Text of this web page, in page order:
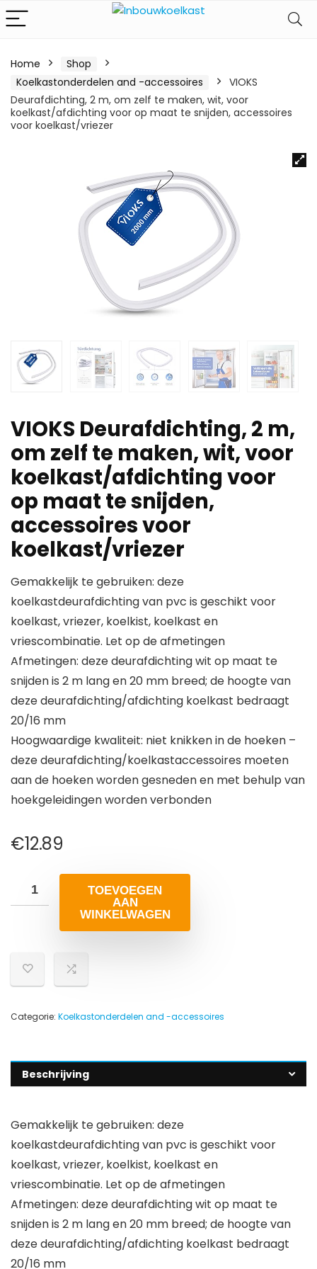
Home
Shop
Koelkastonderdelen and -accessoires
VIOKS
Deurafdichting, 2 m, om zelf te maken, wit, voor
koelkast/afdichting voor op maat te snijden, accessoires
voor koelkast/vriezer
VIOKS Deurafdichting, 2 m,
om zelf te maken, wit, voor
koelkast/afdichting voor
op maat te snijden,
accessoires voor
koelkast/vriezer
Gemakkelijk te gebruiken: deze
koelkastdeurafdichting van pvc is geschikt voor
koelkast, vriezer, koelkist, koelkast en
vriescombinatie. Let op de afmetingen
Afmetingen: deze deurafdichting wit op maat te
snijden is 2 m lang en 20 mm breed; de hoogte van
deze deurafdichting/afdichting koelkast bedraagt
20/16 mm
Hoogwaardige kwaliteit: niet knikken in de hoeken –
deze deurafdichting/koelkastaccessoires moeten
aan de hoeken worden gesneden en met behulp van
hoekgeleidingen worden verbonden
€12.89
TOEVOEGEN
AAN
WINKELWAGEN
Categorie: Koelkastonderdelen and -accessoires
Beschrijving
Gemakkelijk te gebruiken: deze
koelkastdeurafdichting van pvc is geschikt voor
koelkast, vriezer, koelkist, koelkast en
vriescombinatie. Let op de afmetingen
Afmetingen: deze deurafdichting wit op maat te
snijden is 2 m lang en 20 mm breed; de hoogte van
deze deurafdichting/afdichting koelkast bedraagt
20/16 mm